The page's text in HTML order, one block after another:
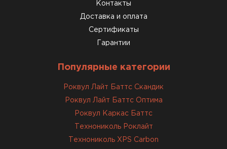
Контакты
Доставка и оплата
Сертификаты
Гарантии
Популярные категории
Роквул Лайт Баттс Скандик
Роквул Лайт Баттс Оптима
Роквул Каркас Баттс
Технониколь Роклайт
Технониколь XPS Carbon